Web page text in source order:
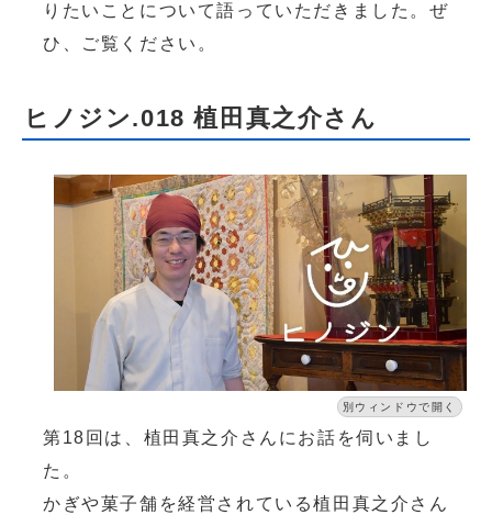
りたいことについて語っていただきました。ぜ
ひ、ご覧ください。
ヒノジン.018 植田真之介さん
別ウィンドウで開く
第18回は、植田真之介さんにお話を伺いまし
た。
かぎや菓子舗を経営されている植田真之介さん